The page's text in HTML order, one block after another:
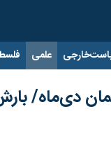
علمی
دی‌ماه/